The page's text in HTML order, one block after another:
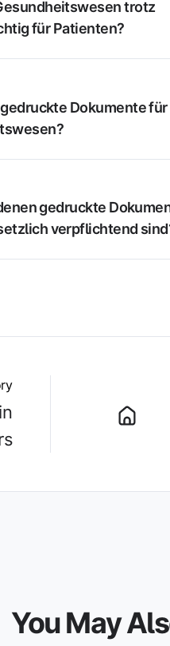
trotz
für Patienten?
Dokumente für
gedruckte
verpflichtend
You May